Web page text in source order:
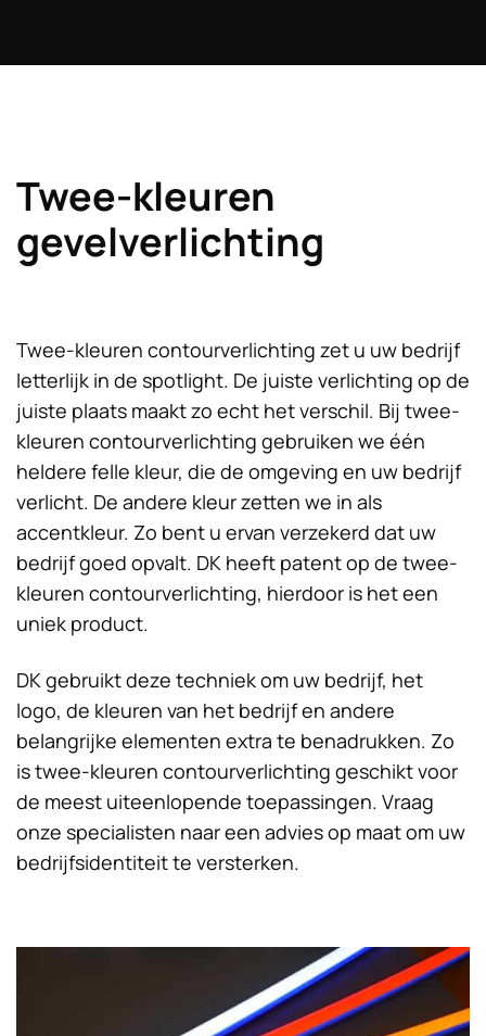
Twee-kleuren
gevelverlichting
Twee-kleuren contourverlichting zet u uw bedrijf
letterlijk in de spotlight. De juiste verlichting op de
juiste plaats maakt zo echt het verschil. Bij twee-
kleuren contourverlichting gebruiken we één
heldere felle kleur, die de omgeving en uw bedrijf
verlicht. De andere kleur zetten we in als
accentkleur. Zo bent u ervan verzekerd dat uw
bedrijf goed opvalt. DK heeft patent op de twee-
kleuren contourverlichting, hierdoor is het een
uniek product.
DK gebruikt deze techniek om uw bedrijf, het
logo, de kleuren van het bedrijf en andere
belangrijke elementen extra te benadrukken. Zo
is twee-kleuren contourverlichting geschikt voor
de meest uiteenlopende toepassingen. Vraag
onze specialisten naar een advies op maat om uw
bedrijfsidentiteit te versterken.